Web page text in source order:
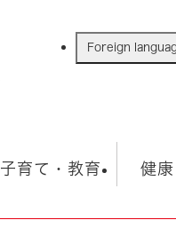
Foreign
子育て・教育 健